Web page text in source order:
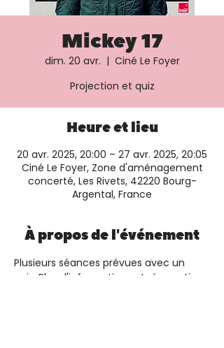
Mickey 17
dim. 20 avr.
  |
Ciné Le Foyer
Projection et quiz
Heure et lieu
20 avr. 2025, 20:00 – 27 avr. 2025, 20:05
Ciné Le Foyer, Zone d'aménagement
concerté, Les Rivets, 42220 Bourg-
Argental, France
À propos de l'événement
Plusieurs séances prévues avec un
quiz. Plus d'informations et réservation